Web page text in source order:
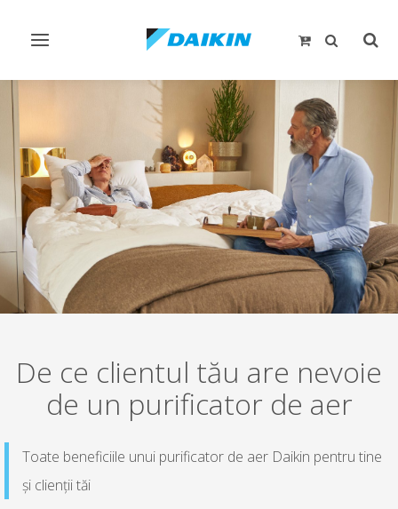
Comutare
De ce clientul tău are nevoie
de un purificator de aer
Toate beneficiile unui purificator de aer Daikin pentru tine
și clienții tăi